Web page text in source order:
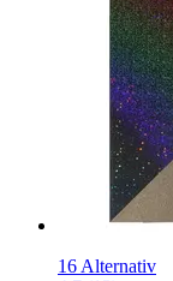
16 Alternativ